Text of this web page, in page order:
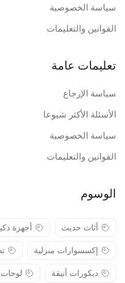
سياسة الخصوصية
القوانين والتعليمات
تعليمات عامة
سياسة الإرجاع
الأسئلة الأكثر شيوعا
سياسة الخصوصية
القوانين والتعليمات
الوسوم
أثاث حديث أجهزة
إكسسوارات منزلية
ديكورات أنيقة
لوحات